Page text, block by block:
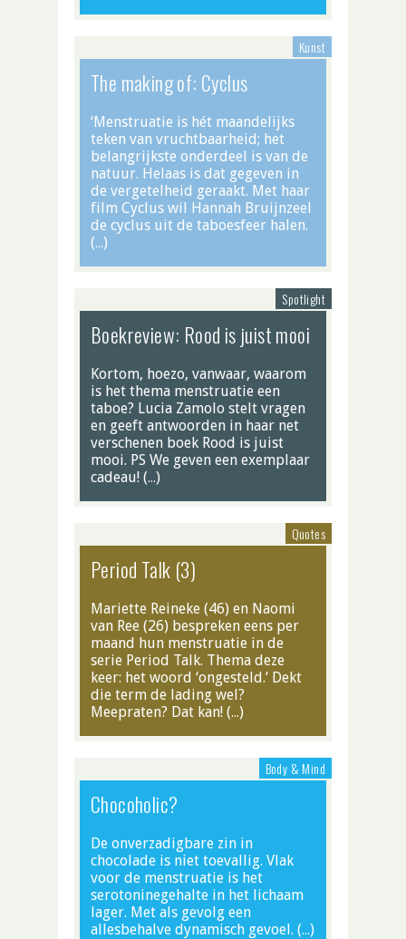
Kunst
The making of: Cyclus
‘Menstruatie is hét maandelijks
teken van vruchtbaarheid; het
belangrijkste onderdeel is van de
natuur. Helaas is dat gegeven in
de vergetelheid geraakt. Met haar
film Cyclus wil Hannah Bruijnzeel
de cyclus uit de taboesfeer halen.
(…)
Spotlight
Boekreview: Rood is juist mooi
Kortom, hoezo, vanwaar, waarom
is het thema menstruatie een
taboe? Lucia Zamolo stelt vragen
en geeft antwoorden in haar net
verschenen boek Rood is juist
mooi. PS We geven een exemplaar
cadeau! (…)
Quotes
Period Talk (3)
Mariette Reineke (46) en Naomi
van Ree (26) bespreken eens per
maand hun menstruatie in de
serie Period Talk. Thema deze
keer: het woord ‘ongesteld.’ Dekt
die term de lading wel?
Meepraten? Dat kan! (…)
Body & Mind
Chocoholic?
De onverzadigbare zin in
chocolade is niet toevallig. Vlak
voor de menstruatie is het
serotoninegehalte in het lichaam
lager. Met als gevolg een
allesbehalve dynamisch gevoel. (…)